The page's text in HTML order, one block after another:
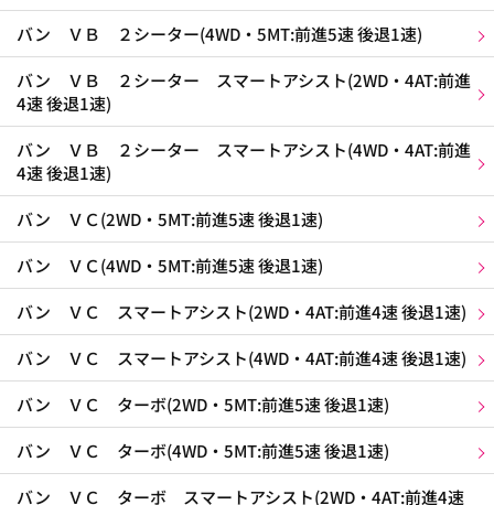
バン ＶＢ ２シーター(4WD・5MT:前進5速 後退1速)
バン ＶＢ ２シーター スマートアシスト(2WD・4AT:前進
4速 後退1速)
バン ＶＢ ２シーター スマートアシスト(4WD・4AT:前進
4速 後退1速)
バン ＶＣ(2WD・5MT:前進5速 後退1速)
バン ＶＣ(4WD・5MT:前進5速 後退1速)
バン ＶＣ スマートアシスト(2WD・4AT:前進4速 後退1速)
バン ＶＣ スマートアシスト(4WD・4AT:前進4速 後退1速)
バン ＶＣ ターボ(2WD・5MT:前進5速 後退1速)
バン ＶＣ ターボ(4WD・5MT:前進5速 後退1速)
バン ＶＣ ターボ スマートアシスト(2WD・4AT:前進4速